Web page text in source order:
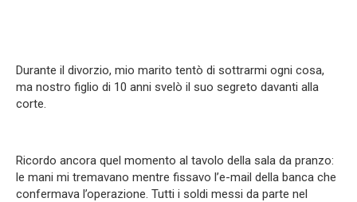
Durante il divorzio, mio marito tentò di sottrarmi ogni cosa,
ma nostro figlio di 10 anni svelò il suo segreto davanti alla
corte.
Ricordo ancora quel momento al tavolo della sala da pranzo:
le mani mi tremavano mentre fissavo l’e-mail della banca che
confermava l’operazione. Tutti i soldi messi da parte nel